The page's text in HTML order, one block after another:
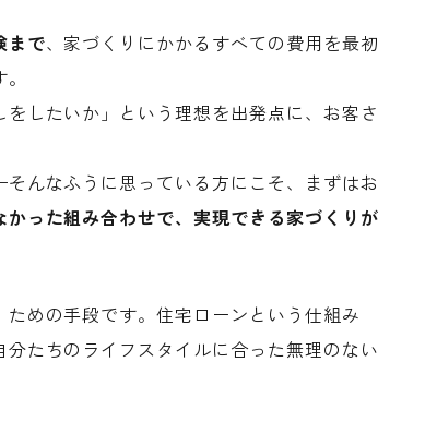
まで、家づくりにかかるすべての費用を最初
したいか」という理想を出発点に、お客さ
んなふうに思っている方にこそ、まずはお
かった組み合わせで、実現できる家づくりが
めの手段です。住宅ローンという仕組み
たちのライフスタイルに合った無理のない